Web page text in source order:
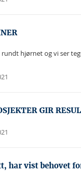
hjørnet og vi ser
GIR
har vist behovet